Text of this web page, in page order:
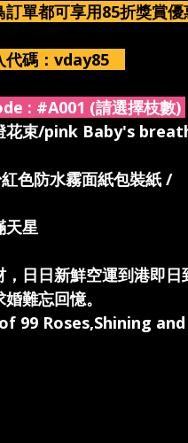
單都可享用85折獎賞
代碼：vday85
: #A001 (請選擇枝數)
花束/pink Baby's
色防水霧面紙包裝紙 /
天星
日日新鮮空運到港即日
難忘回憶。
99 Roses,Shining